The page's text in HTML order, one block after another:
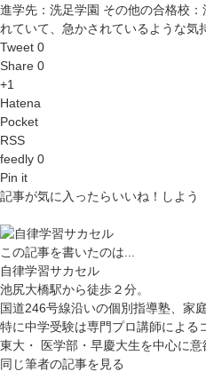
進学先：洗足学園 その他の合格校
れていて、急かされているような気
Tweet 0
Share 0
+1
Hatena
Pocket
RSS
feedly 0
Pin it
記事が気に入ったらいいね！しよう
この記事を書いたのは...
自律学習サカセル
池尻大橋駅から徒歩２分。
国道246号線沿いの個別指導塾、家
特に中学受験は専門プロ講師による
東大・ 医学部・早慶大生を中心に
同じ筆者の記事を見る